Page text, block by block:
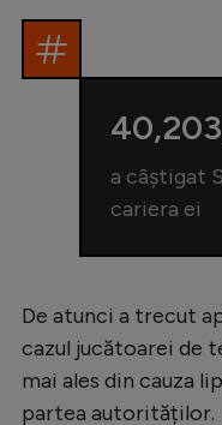
a câștigat
cariera ei
De atunci a trecut
cazul jucătoarei de
mai ales din cauza
partea autorităților.